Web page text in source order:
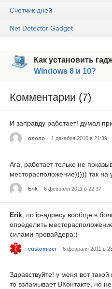
Счетчик дней
Net Detector Gadget
Как установить
Windows 8 и 10?
Комментарии (7)
И заправду работает! думал
ололо 1 декабря 2010 в 21:39
Ага, работает только не
месторасположение))))) так на
Erik 6 февраля 2011 в 22:37
Erik , по ip-адресу вообще в
определить
силами провайдера:)
customizer 6 февраля 2011 в
Здравствуйте! у меня вот
то взламывает ВКонтакте, но